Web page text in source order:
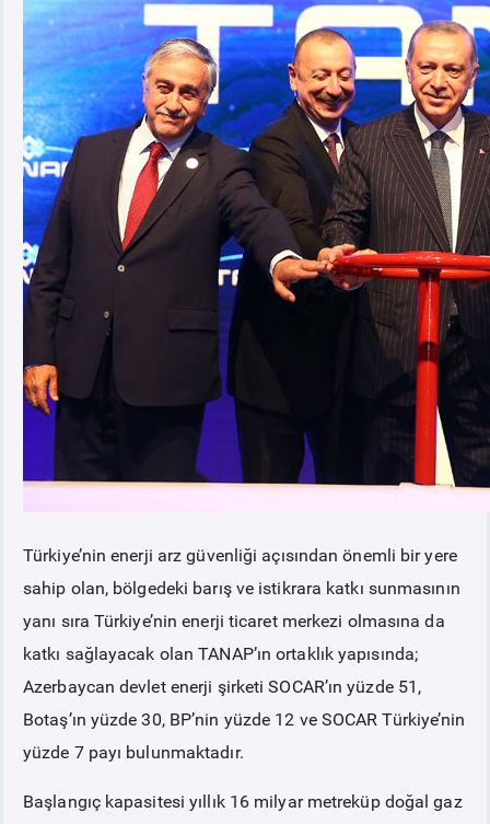
Türkiye’nin enerji arz güvenliği açısından önemli bir yere
sahip olan, bölgedeki barış ve istikrara katkı sunmasının
yanı sıra Türkiye’nin enerji ticaret merkezi olmasına da
katkı sağlayacak olan TANAP’ın ortaklık yapısında;
Azerbaycan devlet enerji şirketi SOCAR’ın yüzde 51,
Botaş’ın yüzde 30, BP’nin yüzde 12 ve SOCAR Türkiye’nin
yüzde 7 payı bulunmaktadır.
Başlangıç kapasitesi yıllık 16 milyar metreküp doğal gaz